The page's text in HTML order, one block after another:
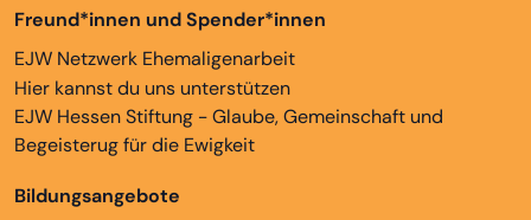
Freund*innen und Spender*innen
EJW Netzwerk Ehemaligenarbeit
Hier kannst du uns unterstützen
EJW Hessen Stiftung - Glaube, Gemeinschaft und
Begeisterug für die Ewigkeit
Bildungsangebote